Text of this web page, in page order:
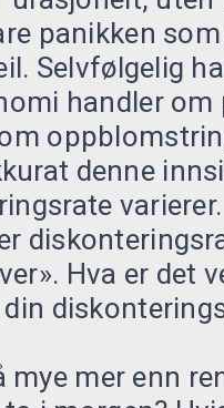
panikken
Selvfølgelig
handler
denne
varierer.
Hva er det
mye mer enn